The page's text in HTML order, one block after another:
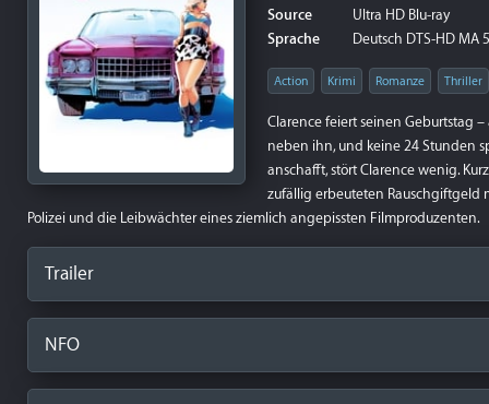
Source
Ultra HD Blu-ray
Sprache
Deutsch DTS-HD MA
Action Krimi Romanze Thriller
Clarence feiert seinen Geburtstag
neben ihn, und keine 24 Stunden
anschafft, stört Clarence wenig.
zufällig erbeuteten Rauschgiftgeld
Polizei und die Leibwächter eines ziemlich angepissten Filmproduzenten.
Trailer
NFO